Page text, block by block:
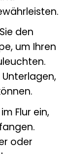
den
um Ihren
Flur ein,
oder